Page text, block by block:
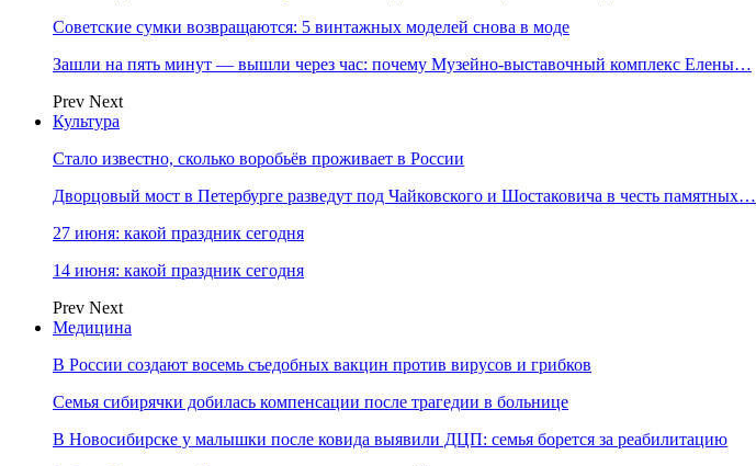
Советские сумки возвращаются: 5 винтажных моделей снова в моде
Зашли на пять минут — вышли через час: почему Музейно-выставочный комплекс Елены…
Prev Next
Культура
Стало известно, сколько воробьёв проживает в России
Дворцовый мост в Петербурге разведут под Чайковского и Шостаковича в честь памятных…
27 июня: какой праздник сегодня
14 июня: какой праздник сегодня
Prev Next
Медицина
В России создают восемь съедобных вакцин против вирусов и грибков
Семья сибирячки добилась компенсации после трагедии в больнице
В Новосибирске у малышки после ковида выявили ДЦП: семья борется за реабилитацию